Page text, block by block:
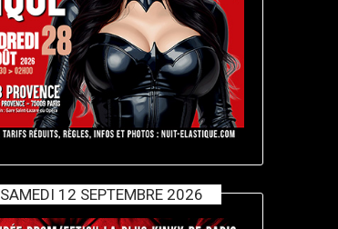
SAMEDI 12 SEPTEMBRE 2026